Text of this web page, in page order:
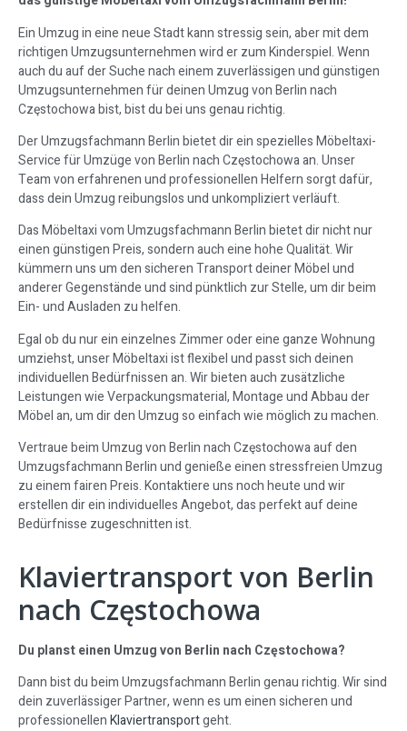
Ein Umzug in eine neue Stadt kann stressig sein, aber mit dem
richtigen Umzugsunternehmen wird er zum Kinderspiel. Wenn
auch du auf der Suche nach einem zuverlässigen und günstigen
Umzugsunternehmen für deinen Umzug von Berlin nach
Częstochowa bist, bist du bei uns genau richtig.
Der Umzugsfachmann Berlin bietet dir ein spezielles Möbeltaxi-
Service für Umzüge von Berlin nach Częstochowa an. Unser
Team von erfahrenen und professionellen Helfern sorgt dafür,
dass dein Umzug reibungslos und unkompliziert verläuft.
Das Möbeltaxi vom Umzugsfachmann Berlin bietet dir nicht nur
einen günstigen Preis, sondern auch eine hohe Qualität. Wir
kümmern uns um den sicheren Transport deiner Möbel und
anderer Gegenstände und sind pünktlich zur Stelle, um dir beim
Ein- und Ausladen zu helfen.
Egal ob du nur ein einzelnes Zimmer oder eine ganze Wohnung
umziehst, unser Möbeltaxi ist flexibel und passt sich deinen
individuellen Bedürfnissen an. Wir bieten auch zusätzliche
Leistungen wie Verpackungsmaterial, Montage und Abbau der
Möbel an, um dir den Umzug so einfach wie möglich zu machen.
Vertraue beim Umzug von Berlin nach Częstochowa auf den
Umzugsfachmann Berlin und genieße einen stressfreien Umzug
zu einem fairen Preis. Kontaktiere uns noch heute und wir
erstellen dir ein individuelles Angebot, das perfekt auf deine
Bedürfnisse zugeschnitten ist.
Klaviertransport von Berlin
nach Częstochowa
Du planst einen Umzug von Berlin nach Częstochowa?
Dann bist du beim Umzugsfachmann Berlin genau richtig. Wir sind
dein zuverlässiger Partner, wenn es um einen sicheren und
professionellenKlaviertransportgeht.